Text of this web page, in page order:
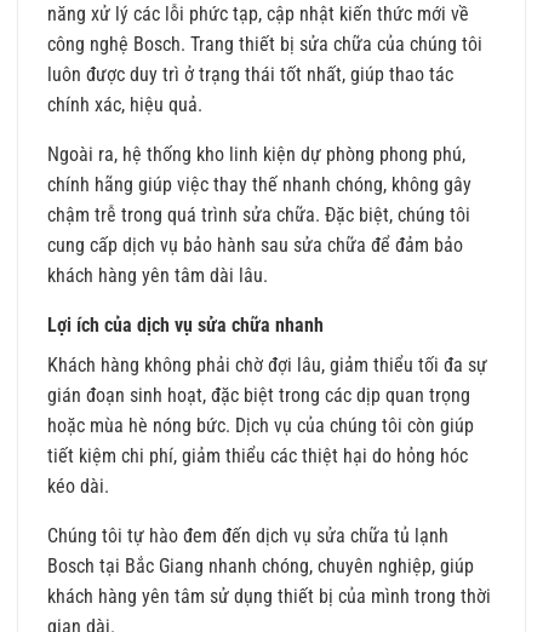
năng xử lý các lỗi phức tạp, cập nhật kiến thức mới về
công nghệ Bosch. Trang thiết bị sửa chữa của chúng tôi
luôn được duy trì ở trạng thái tốt nhất, giúp thao tác
chính xác, hiệu quả.
Ngoài ra, hệ thống kho linh kiện dự phòng phong phú,
chính hãng giúp việc thay thế nhanh chóng, không gây
chậm trễ trong quá trình sửa chữa. Đặc biệt, chúng tôi
cung cấp dịch vụ bảo hành sau sửa chữa để đảm bảo
khách hàng yên tâm dài lâu.
Lợi ích của dịch vụ sửa chữa nhanh
Khách hàng không phải chờ đợi lâu, giảm thiểu tối đa sự
gián đoạn sinh hoạt, đặc biệt trong các dịp quan trọng
hoặc mùa hè nóng bức. Dịch vụ của chúng tôi còn giúp
tiết kiệm chi phí, giảm thiểu các thiệt hại do hỏng hóc
kéo dài.
Chúng tôi tự hào đem đến dịch vụ sửa chữa tủ lạnh
Bosch tại Bắc Giang nhanh chóng, chuyên nghiệp, giúp
khách hàng yên tâm sử dụng thiết bị của mình trong thời
gian dài.